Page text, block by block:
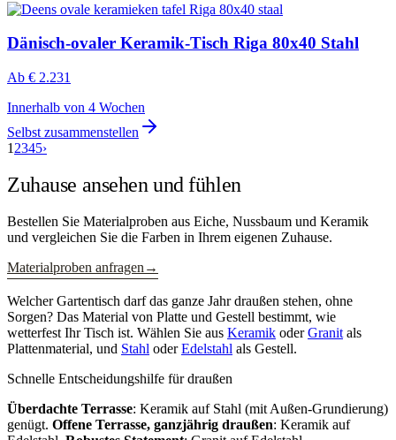
Dänisch-ovaler Keramik-Tisch Riga 80x40 Stahl
Ab € 2.231
Innerhalb von 4 Wochen
Selbst zusammenstellen
1 2345›
Zuhause ansehen und fühlen
Bestellen Sie Materialproben aus Eiche, Nussbaum und Keramik
und vergleichen Sie die Farben in Ihrem eigenen Zuhause.
Materialproben anfragen →
Welcher Gartentisch darf das ganze Jahr draußen stehen, ohne
Sorgen? Das Material von Platte und Gestell bestimmt, wie
wetterfest Ihr Tisch ist. Wählen Sie aus Keramik oderGranit als
Plattenmaterial, und Stahl oderEdelstahl als Gestell.
Schnelle Entscheidungshilfe für draußen
Überdachte Terrasse: Keramik auf Stahl (mit Außen-Grundierung)
genügt. Offene Terrasse, ganzjährig draußen: Keramik auf